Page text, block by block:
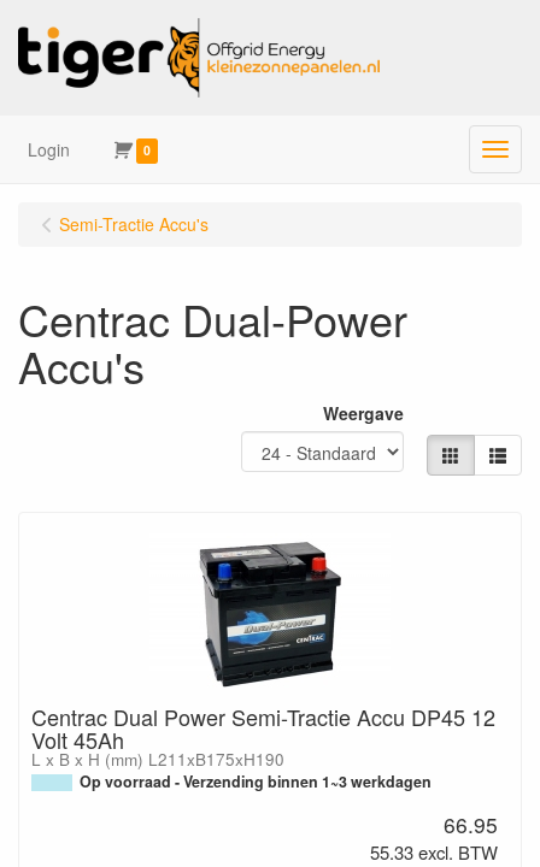
Login 0 Menu
Semi-Tractie Accu's
Centrac Dual-Power
Accu's
Weergave
Centrac Dual Power Semi-Tractie Accu DP45 12
Volt 45Ah
L x B x H (mm) L211xB175xH190
Op voorraad - Verzending binnen 1~3 werkdagen
66.95
55.33 excl. BTW